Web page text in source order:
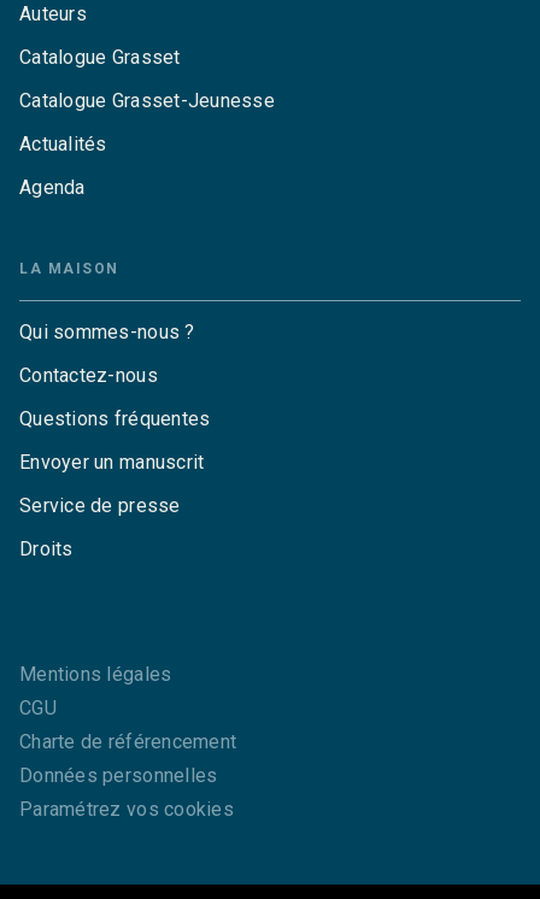
Auteurs
Catalogue Grasset
Catalogue Grasset-Jeunesse
Actualités
Agenda
LA MAISON
Qui sommes-nous ?
Contactez-nous
Questions fréquentes
Envoyer un manuscrit
Service de presse
Droits
Mentions légales
CGU
Charte de référencement
Données personnelles
Paramétrez vos cookies